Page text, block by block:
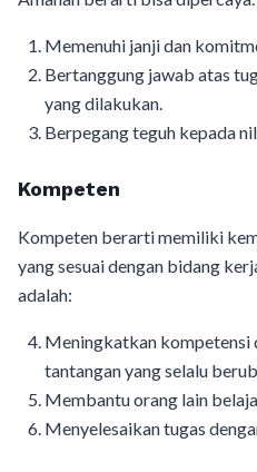
Memenuhi janji dan
Bertanggung jawab atas
yang dilakukan.
Berpegang teguh kepada
Kompeten
Kompeten berarti memiliki
yang sesuai dengan bidang
adalah:
Meningkatkan kompetensi
tantangan yang selalu
Membantu orang lain
Menyelesaikan tugas